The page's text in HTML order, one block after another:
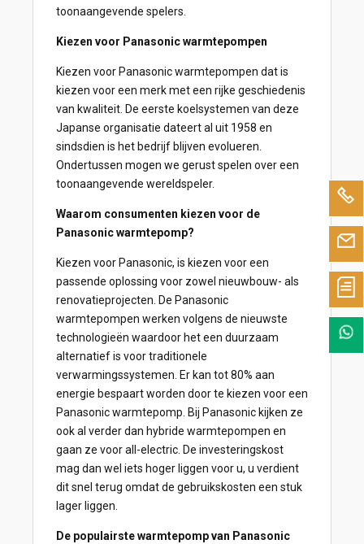
toonaangevende spelers.
Kiezen voor Panasonic warmtepompen
Kiezen voor Panasonic warmtepompen dat is
kiezen voor een merk met een rijke geschiedenis
van kwaliteit. De eerste koelsystemen van deze
Japanse organisatie dateert al uit 1958 en
sindsdien is het bedrijf blijven evolueren.
Ondertussen mogen we gerust spelen over een
toonaangevende wereldspeler.
Waarom consumenten kiezen voor de
Panasonic warmtepomp?
Kiezen voor Panasonic, is kiezen voor een
passende oplossing voor zowel nieuwbouw- als
renovatieprojecten. De Panasonic
warmtepompen werken volgens de nieuwste
technologieën waardoor het een duurzaam
alternatief is voor traditionele
verwarmingssystemen. Er kan tot 80% aan
energie bespaart worden door te kiezen voor een
Panasonic warmtepomp. Bij Panasonic kijken ze
ook al verder dan hybride warmtepompen en
gaan ze voor all-electric. De investeringskost
mag dan wel iets hoger liggen voor u, u verdient
dit snel terug omdat de gebruikskosten een stuk
lager liggen.
De populairste warmtepomp van Panasonic